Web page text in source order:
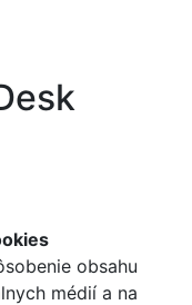
obsahu
médií a na